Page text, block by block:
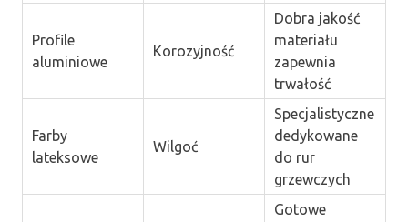
Profile
aluminiowe
Korozyjność
Dobra jakość
materiału
zapewnia
trwałość
Farby
lateksowe
Wilgoć
Specjalistyczne
dedykowane
do rur
grzewczych
Gotowe